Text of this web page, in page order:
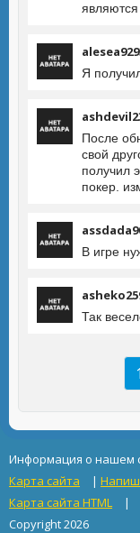
Я
После
свой
получил
покер.
В игре
Так
1
Информация о нашем
Карта сайта
|
Карта сайта HTML
|
Copyright 2026